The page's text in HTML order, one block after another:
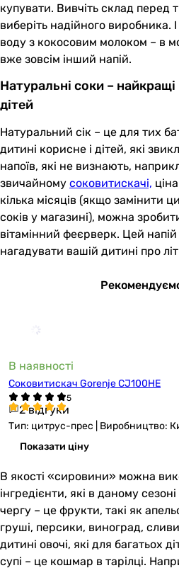
купувати. Вивчіть склад перед
виберіть надійного виробника.
воду з кокосовим молоком – в
вже зовсім інший напій.
Натуральні соки – найкращі
дітей
Натуральний сік – це для тих
дитині корисне і дітей, які
напоїв, які не визнають,
звичайному соковитискачі,
кілька місяців (якщо замінити
соків у магазині), можна
вітамінний феєрверк. Цей
нагадувати вашій дитині про
В наявності
Соковитискач Gorenje CJ100HE
2 відгуки
Тип: цитрус-прес | Виробництво:
Показати ціну
В якості «сировини» можна
інгредієнти, які в даному
чергу – це фрукти, такі як
груші, персики, виноград,
дитині овочі, які для багатьох
супі – це кошмар в тарілці.